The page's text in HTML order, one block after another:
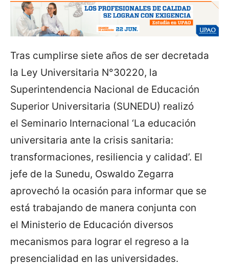
Tras cumplirse siete años de ser decretada
la Ley Universitaria N°30220, la
Superintendencia Nacional de Educación
Superior Universitaria (SUNEDU) realizó
el Seminario Internacional ‘La educación
universitaria ante la crisis sanitaria:
transformaciones, resiliencia y calidad’. El
jefe de la Sunedu, Oswaldo Zegarra
aprovechó la ocasión para informar que se
está trabajando de manera conjunta con
el Ministerio de Educación diversos
mecanismos para lograr el regreso a la
presencialidad en las universidades.